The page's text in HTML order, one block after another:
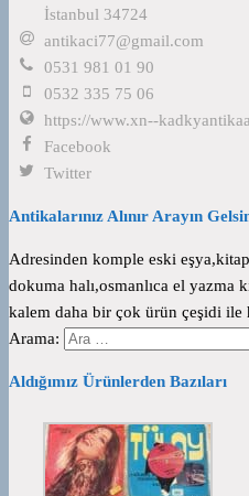
İstanbul 34724
antikaci77@gmail.com
0531 981 01 90
0532 335 75 06
https://www.xn--
Facebook
Twitter
Antikalarınız Alınır Arayın
Adresinden komple eski
dokuma halı,osmanlıca el
kalem daha bir çok ürün çeşidi ile
Arama:
Aldığımız Ürünlerden Bazıları